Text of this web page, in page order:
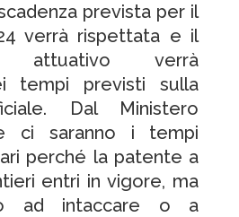
prevista per il
verrà rispettata e il
attuativo verrà
tempi previsti sulla
Dal Ministero
ci saranno i tempi
perché la patente a
entri in vigore, ma
ad intaccare o a